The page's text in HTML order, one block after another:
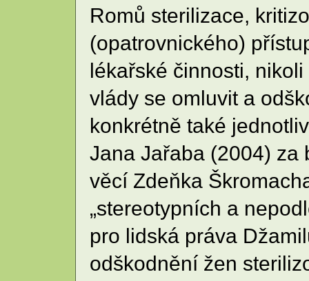
Romů sterilizace,
(opatrovnického)
lékařské činnosti,
vlády se omluvit a
konkrétně také
Jana Jařaba (2004) za
věcí Zdeňka
„stereotypních a
pro lidská práva
odškodnění žen